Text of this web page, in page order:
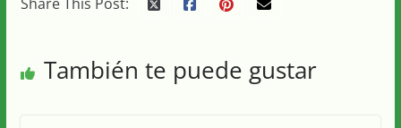
Share This Post:
También te puede gustar